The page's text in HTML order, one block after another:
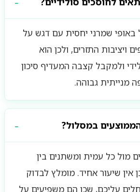
באופי שמרני יחסית עם דגש על
ויציבות התזרים, ולכן הוא
ולמקבל קצבה המעדיף סיכון
מנייתית גבוהה.
במסלול?
מול כל עמית ומשתנים בין
אין שיעור אחיד. מומלץ לבדוק
עליכם, שכן הם משפיעים על